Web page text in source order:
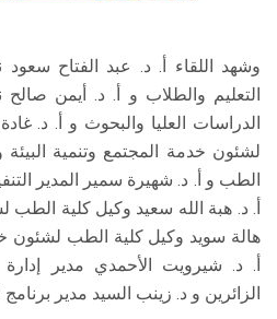
وشهد اللقاء أ. د. عبد الفتاح
التعليم والطلاب و أ. د. أيمن
الدراسات العليا والبحوث و أ. د.
لشئون خدمة المجتمع وتنمية البيئة
الطب و أ. د. شهيرة سمير المدير
أ. د. هبة الله سعيد وكيل كلية الطب
هالة سويد وكيل كلية الطب لشئون
أ. د. شيرويت الأحمدي مدير إدارة
الزائرين و د. زينب السيد مدير برنامج EmP بكلية الطب.